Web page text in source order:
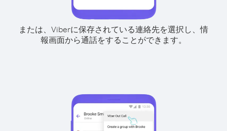
または、Viberに保存されている連絡先を選択し、情
報画面から通話をすることができます。